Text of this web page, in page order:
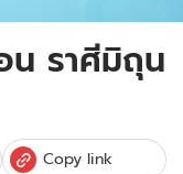
น ราศีมิถุน
Copy link